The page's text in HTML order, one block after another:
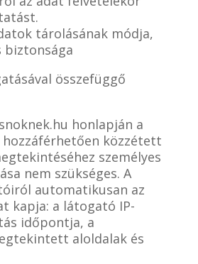
tárolásának módja,
biztonsága
összefüggő
honlapján a
hozzáférhetően közzétett
személyes
nem szükséges. A
automatikusan az
kapja: a látogató IP-
időpontja, a
aloldalak és